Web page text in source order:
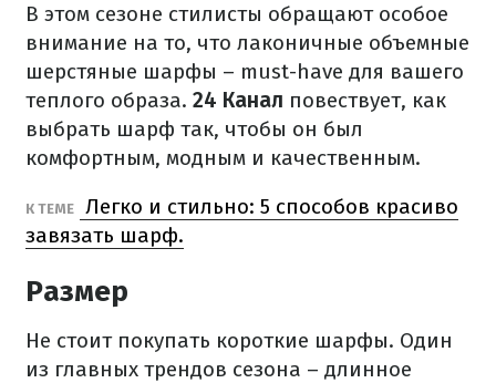
В этом сезоне стилисты обращают особое
внимание на то, что лаконичные объемные
шерстяные шарфы – must-have для вашего
теплого образа. 24 Канал повествует, как
выбрать шарф так, чтобы он был
комфортным, модным и качественным.
К ТЕМЕ
Легко и стильно: 5 способов красиво
завязать шарф.
Размер
Не стоит покупать короткие шарфы. Один
из главных трендов сезона – длинное